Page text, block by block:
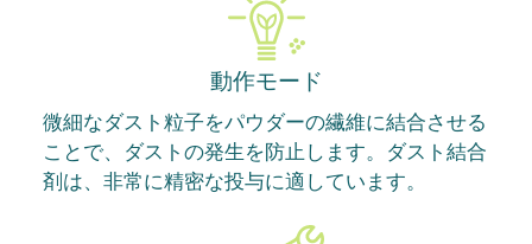
動作モード
微細なダスト粒子をパウダーの繊維に結合させる
ことで、ダストの発生を防止します。ダスト結合
剤は、非常に精密な投与に適しています。